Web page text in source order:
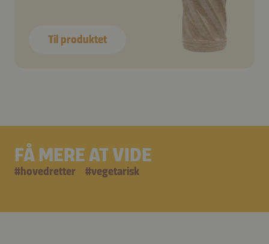
Til produktet
FÅ MERE AT VIDE
#hovedretter #vegetarisk